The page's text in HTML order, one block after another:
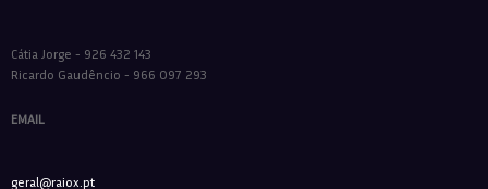
Cátia Jorge - 926 432 143
Ricardo Gaudêncio - 966 097 293
EMAIL
geral@raiox.pt